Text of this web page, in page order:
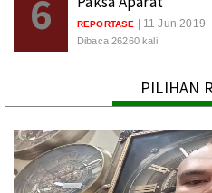
6 REPORTASE | 11 Jun 2019
Dibaca 26260 kali
PILIHAN